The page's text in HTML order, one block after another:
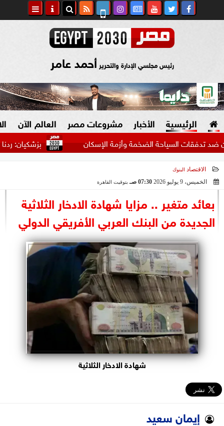
رئيس مجلسي الإدارة والتحرير أحمد عامر
الرئيسية الأخبار
السياسة
الرئاسة
البرلمان
الوزارات
الأحزاب
مشروعات مصر
صنع في مصر
العالم الآن
بزشكيان: ردنا على السياحة الضخمة وأزمة الإسكان
الاقتصاد البنوك
الخميس، 9 يوليو 2026 07:30 صـ بتوقيت القاهرة
بعائد متغير .. مزايا شهادة الادخار الثلاثية
الجديدة من البنك العربي الأفريقي الدولي
شهادة الادخار الثلاثية
إيمان سعيد